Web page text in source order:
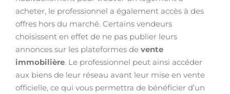
acheter, le professionnel a également accès à des
offres hors du marché. Certains vendeurs
choisissent en effet de ne pas publier leurs
annonces sur les plateformes de vente
immobilière. Le professionnel peut ainsi accéder
aux biens de leur réseau avant leur mise en vente
officielle, ce qui vous permettra de bénéficier d’un